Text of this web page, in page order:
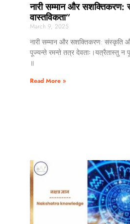
नारी सम्मान और
वास्तविकता”
March 9, 2025
नारी सम्मान और सशक्तिकरण: संस्कृति
पूज्यन्ते रमन्ते तत्र देवताः।यत्रैतास्तु न
॥
Read More »